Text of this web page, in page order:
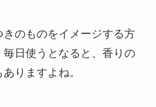
のものをイメージする方
毎日使うとなると、香りの
りますよね。